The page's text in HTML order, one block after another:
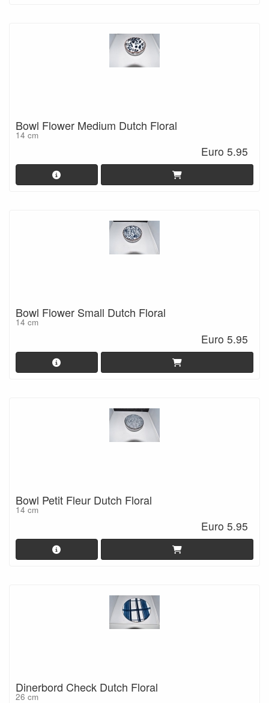
Bowl Flower Medium Dutch Floral
14 cm
Euro 5.95
Bowl Flower Small Dutch Floral
14 cm
Euro 5.95
Bowl Petit Fleur Dutch Floral
14 cm
Euro 5.95
Dinerbord Check Dutch Floral
26 cm